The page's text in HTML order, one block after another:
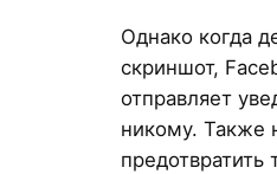
Однако когда
скриншот,
отправляет
никому. Также
предотвратить